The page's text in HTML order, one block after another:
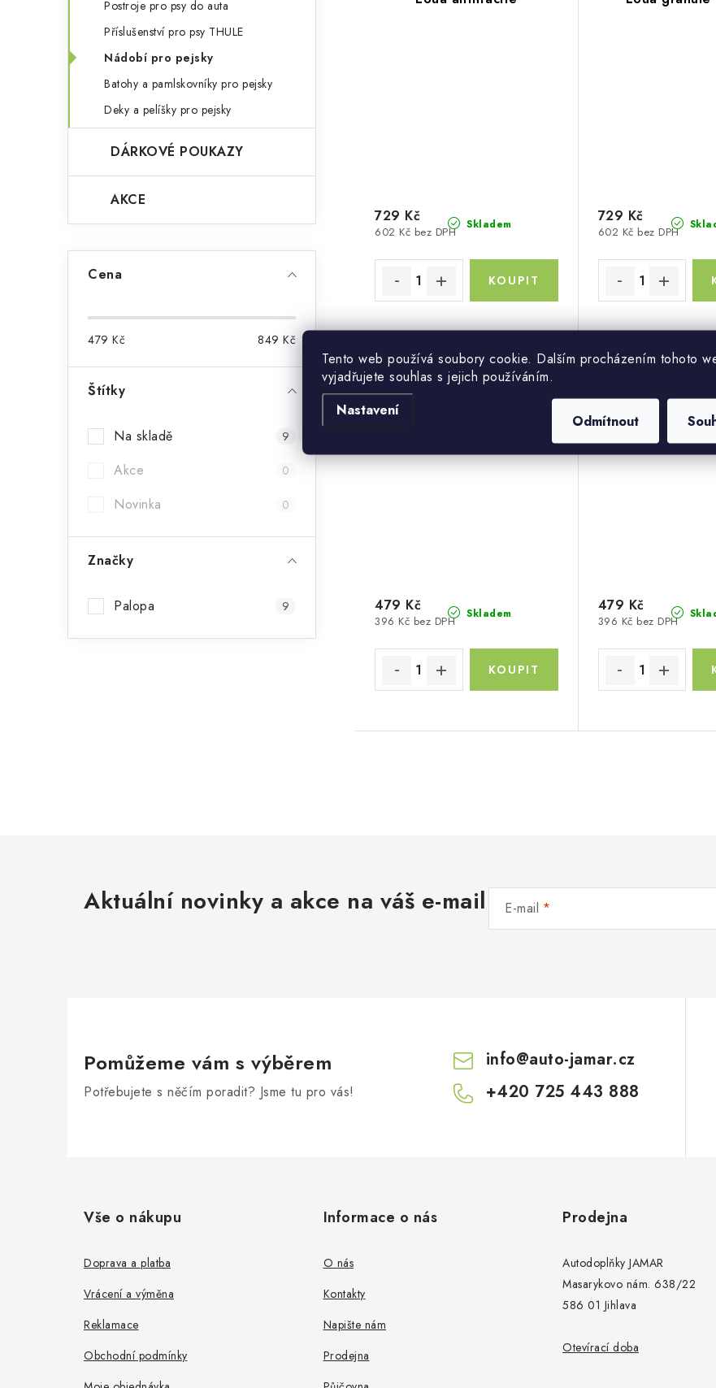
Tento web používá soubory cookie. Dalším procházením tohoto
vyjadřujete souhlas s jejich používáním.
Nastavení
Odmítnout
Postroje pro psy do auta
Příslušenství pro psy THULE
Nádobí pro pejsky
Batohy a pamlskovníky pro pejsky
Deky a pelíšky pro pejsky
DÁRKOVÉ POUKAZY
AKCE
Cena
479 Kč 849 Kč
Štítky
Na skladě 9
Akce 0
Novinka 0
Značky
Palopa 9
Skladem
602 Kč bez DPH
729 Kč
602 Kč bez DPH
729 Kč
PALOPA Slow-Feed Insert
Yumo anthracite
Skladem
396 Kč bez DPH
479 Kč
396 Kč bez DPH
479 Kč
d
i
Aktuální novinky a akce na váš e-mail E-mail
Pomůžeme vám s výběrem
Potřebujete s něčím poradit? Jsme tu pro vás!
info@auto-jamar.cz
+420 725 443 888
Vše o nákupu
Doprava a platba
Vrácení a výměna
Reklamace
Obchodní podmínky
Informace o nás
O nás
Kontakty
Napište nám
Prodejna
Prodejna
Autodoplňky JAMAR
Masarykovo nám. 638/22
586 01 Jihlava
Otevírací doba